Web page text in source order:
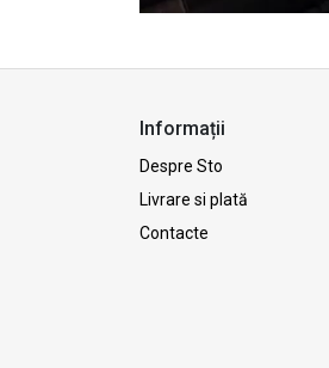
Informații
Despre Sto
Livrare si plată
Contacte